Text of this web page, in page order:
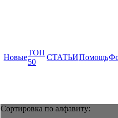
Новые
ТОП
50
СТАТЬИПомощь
Сортировка по алфавиту: